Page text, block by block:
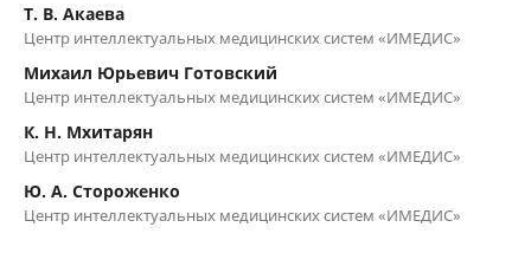
Т. В. Акаева
Центр интеллектуальных медицинских систем «ИМЕДИС»
Михаил Юрьевич Готовский
Центр интеллектуальных медицинских систем «ИМЕДИС»
К. Н. Мхитарян
Центр интеллектуальных медицинских систем «ИМЕДИС»
Ю. А. Стороженко
Центр интеллектуальных медицинских систем «ИМЕДИС»